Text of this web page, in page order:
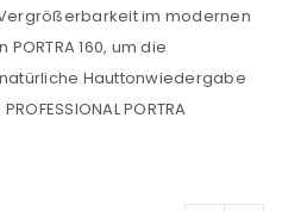
im modernen
160, um die
Hauttonwiedergabe
PORTRA